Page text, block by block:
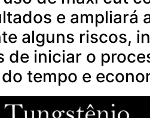
e ampliará
alguns riscos,
iniciar o
tempo e